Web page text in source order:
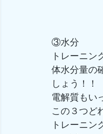
③水分
トレーニン
体水分量の
しょう！！
電解質もい
この３つど
トレーニン